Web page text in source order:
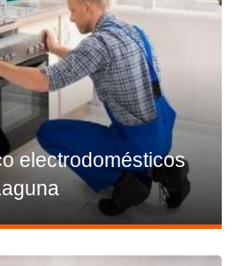
electrodomésticos